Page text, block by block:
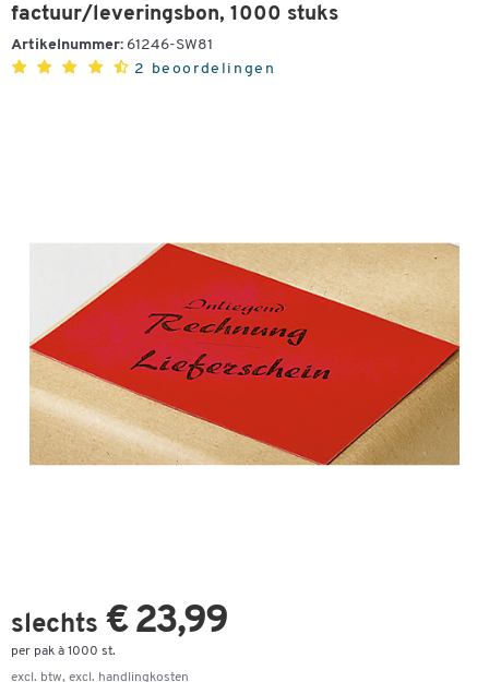
factuur/leveringsbon, 1000 stuks
Artikelnummer: 61246-SW81
2 beoordelingen
slechts € 23,99
per pak à 1000 st.
excl. btw, excl. handlingkosten